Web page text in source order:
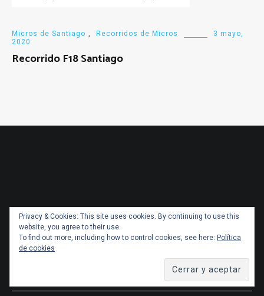
Micros de Santiago Recorridos de Micros
3 mayo,
2020
Recorrido F18 Santiago
Privacy & Cookies: This site uses cookies. By continuing to use this
website, you agree to their use.
To find out more, including how to control cookies, see here: Política
de cookies